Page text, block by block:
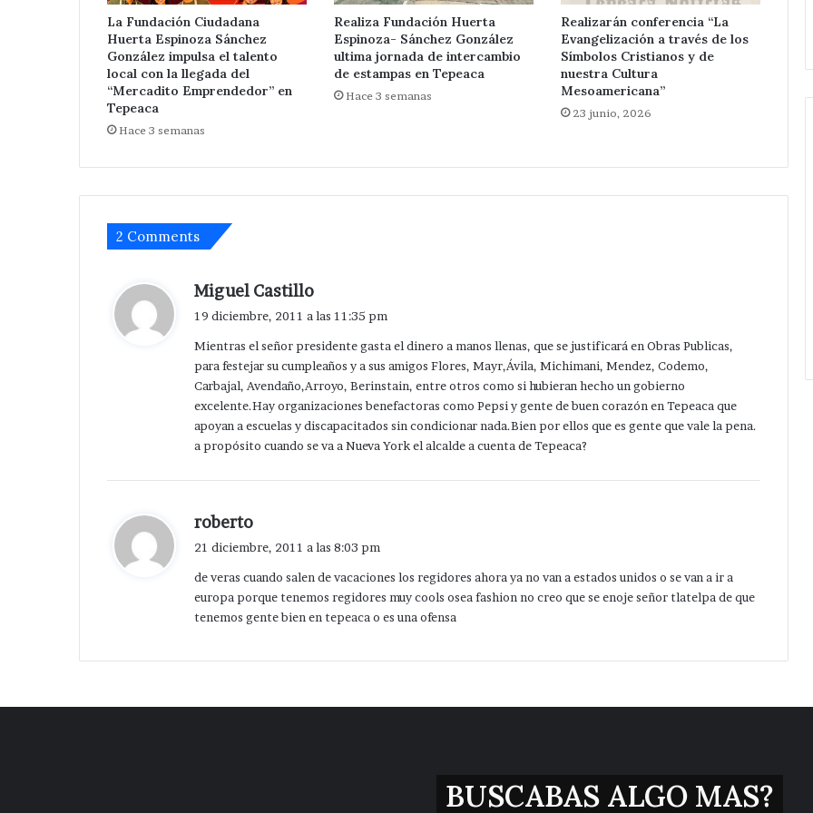
La Fundación Ciudadana
Huerta Espinoza Sánchez
González impulsa el talento
local con la llegada del
“Mercadito Emprendedor” en
Tepeaca
Hace 3 semanas
Realiza Fundación Huerta
Espinoza- Sánchez González
ultima jornada de intercambio
de estampas en Tepeaca
Hace 3 semanas
Realizarán conferencia “La
Evangelización a través de los
Símbolos Cristianos y de
nuestra Cultura
Mesoamericana”
23 junio, 2026
2 Comments
Miguel Castillo
e
:
19 diciembre, 2011 a las 11:35 pm
Mientras el señor presidente gasta el dinero a manos llenas, que se justificará en Obras Publicas,
para festejar su cumpleaños y a sus amigos Flores, Mayr,Ávila, Michimani, Mendez, Codemo,
Carbajal, Avendaño,Arroyo, Berinstain, entre otros como si hubieran hecho un gobierno
excelente.Hay organizaciones benefactoras como Pepsi y gente de buen corazón en Tepeaca que
apoyan a escuelas y discapacitados sin condicionar nada.Bien por ellos que es gente que vale la pena.
a propósito cuando se va a Nueva York el alcalde a cuenta de Tepeaca?
roberto
e
:
21 diciembre, 2011 a las 8:03 pm
de veras cuando salen de vacaciones los regidores ahora ya no van a estados unidos o se van a ir a
europa porque tenemos regidores muy cools osea fashion no creo que se enoje señor tlatelpa de que
tenemos gente bien en tepeaca o es una ofensa
San
Huixcolotla
Huixcolotla .
la
región del
al
15
al 15 de agosto.
BUSCABAS ALGO MAS?